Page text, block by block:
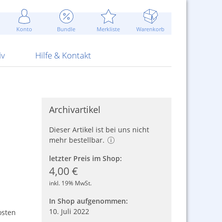
Konto Bundle Merkliste Warenkorb
Attrappen Blitzschnell...
Sommerpreise u.v.m.
ARS Pirotecnia
Hilfe & Kontakt
Kontaktformular
AGB
Archivartikel
Dieser Artikel ist bei uns nicht
mehr bestellbar.
letzter Preis im Shop:
4,00 €
inkl. 19% MwSt.
In Shop aufgenommen:
10. Juli 2022